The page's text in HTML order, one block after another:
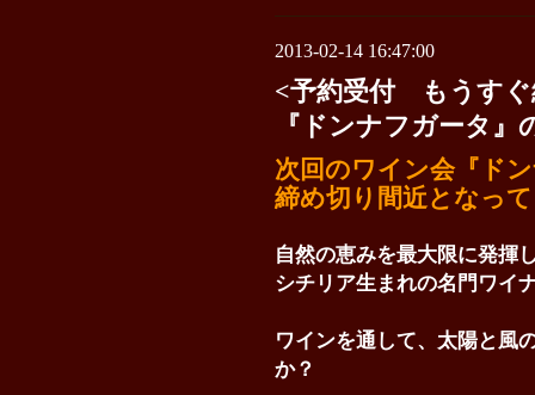
2013-02-14 16:47:00
<予約受付 もうすぐ
『ドンナフガータ』
次回のワイン会『ド
締め切り間近となっ
自然の恵みを最大限に発揮
シチリア生まれの名門ワイ
ワインを通して、太陽と風
か？